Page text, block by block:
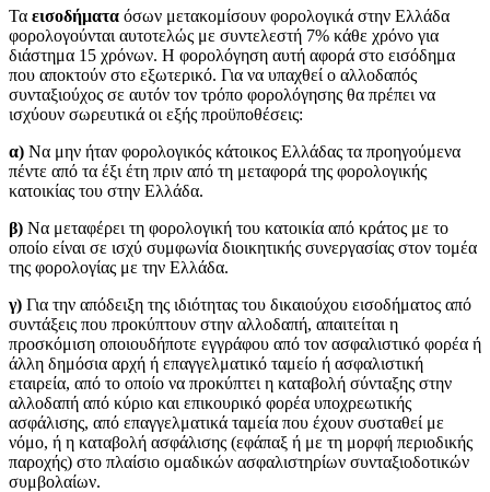
Τα εισοδήματα όσων μετακομίσουν φορολογικά στην Ελλάδα
φορολογούνται αυτοτελώς με συντελεστή 7% κάθε χρόνο για
διάστημα 15 χρόνων. Η φορολόγηση αυτή αφορά στο εισόδημα
που αποκτούν στο εξωτερικό. Για να υπαχθεί ο αλλοδαπός
συνταξιούχος σε αυτόν τον τρόπο φορολόγησης θα πρέπει να
ισχύουν σωρευτικά οι εξής προϋποθέσεις:
α) Να μην ήταν φορολογικός κάτοικος Ελλάδας τα προηγούμενα
πέντε από τα έξι έτη πριν από τη μεταφορά της φορολογικής
κατοικίας του στην Ελλάδα.
β) Να μεταφέρει τη φορολογική του κατοικία από κράτος με το
οποίο είναι σε ισχύ συμφωνία διοικητικής συνεργασίας στον τομέα
της φορολογίας με την Ελλάδα.
γ) Για την απόδειξη της ιδιότητας του δικαιούχου εισοδήματος από
συντάξεις που προκύπτουν στην αλλοδαπή, απαιτείται η
προσκόμιση οποιουδήποτε εγγράφου από τον ασφαλιστικό φορέα ή
άλλη δημόσια αρχή ή επαγγελματικό ταμείο ή ασφαλιστική
εταιρεία, από το οποίο να προκύπτει η καταβολή σύνταξης στην
αλλοδαπή από κύριο και επικουρικό φορέα υποχρεωτικής
ασφάλισης, από επαγγελματικά ταμεία που έχουν συσταθεί με
νόμο, ή η καταβολή ασφάλισης (εφάπαξ ή με τη μορφή περιοδικής
παροχής) στο πλαίσιο ομαδικών ασφαλιστηρίων συνταξιοδοτικών
συμβολαίων.